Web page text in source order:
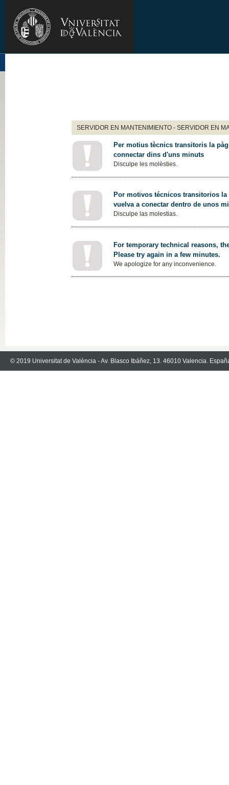
SERVIDOR EN MANTENIMIENTO - SERVIDOR EN
Per motius tècnics transitoris la
connectar dins d'uns minuts
Disculpe les molèsties.
Por motivos técnicos transitorios
vuelva a conectar dentro de unos
Disculpe las molestias.
For temporary technical reasons,
Please try again in a few minutes.
We apologize for any inconvenience.
© 2019 Universitat de València - Av. Blasco Ibáñez, 13. 46010 Valencia.